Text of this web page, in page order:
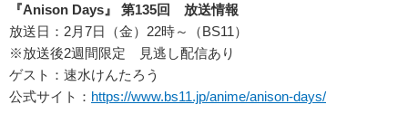
『Anison Days』 第135回 放送情報
放送日：2月7日（金）22時～（BS11）
※放送後2週間限定 見逃し配信あり
ゲスト：速水けんたろう
公式サイト： https://www.bs11.jp/anime/anison-days/